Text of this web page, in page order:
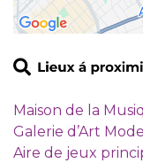
Maison de la
Galerie d’Art
Aire de jeux